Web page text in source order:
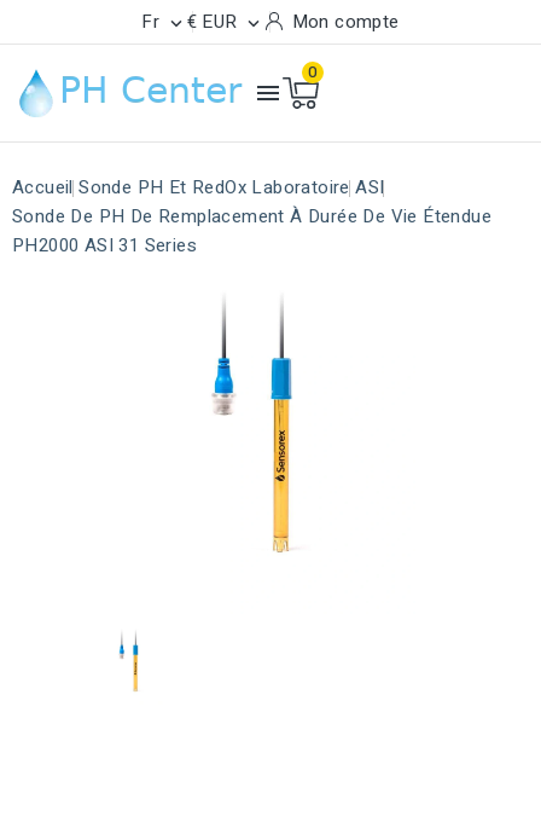
Fr  € EUR  Mon compte

0
Accueil Sonde PH Et RedOx Laboratoire ASI
Sonde De PH De Remplacement À Durée De Vie Étendue
PH2000 ASI 31 Series